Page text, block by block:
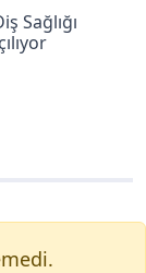
Sağlığı